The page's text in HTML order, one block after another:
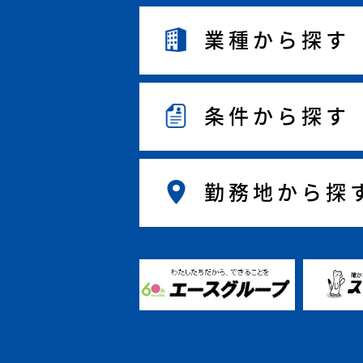
業種から探す
条件から探す
勤務地から探